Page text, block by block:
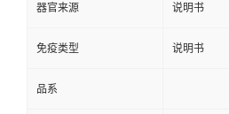
器官来源 说明书
免疫类型 说明书
品系